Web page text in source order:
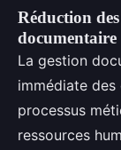
Réduction
documentaire
La gestion
immédiate des
processus
ressources